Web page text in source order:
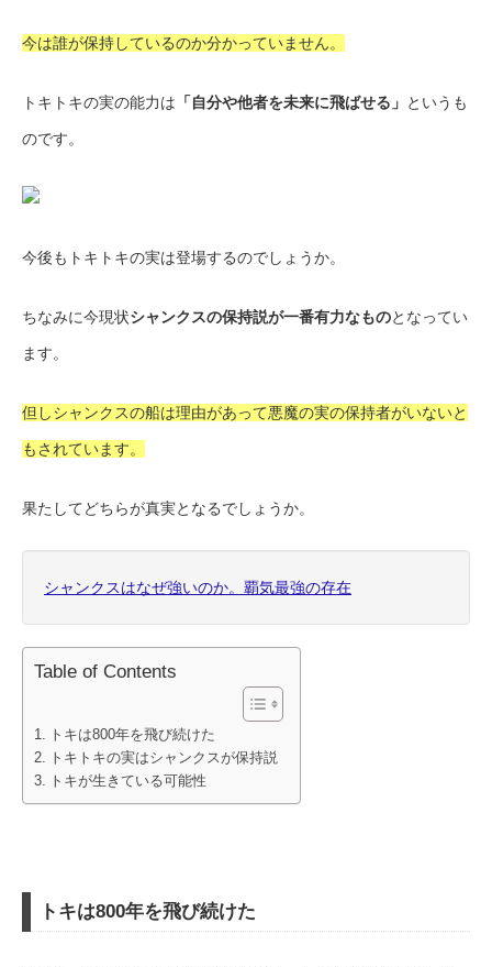
今は誰が保持しているのか分かっていません。
トキトキの実の能力は 「自分や他者を未来に飛ばせる」 というも
のです。
今後もトキトキの実は登場するのでしょうか。
ちなみに今現状シャンクスの保持説が一番有力なものとなってい
ます。
但しシャンクスの船は理由があって悪魔の実の保持者がいないと
もされています。
果たしてどちらが真実となるでしょうか。
シャンクスはなぜ強いのか。覇気最強の存在
Table of Contents
トキは800年を飛び続けた
トキトキの実はシャンクスが保持説
トキが生きている可能性
トキは800年を飛び続けた